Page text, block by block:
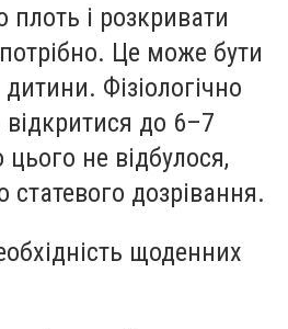
плоть і розкривати
Це може бути
Фізіологічно
до 6–7
не відбулося,
статевого дозрівання.
щоденних